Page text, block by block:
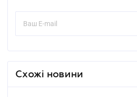
Схожі новини